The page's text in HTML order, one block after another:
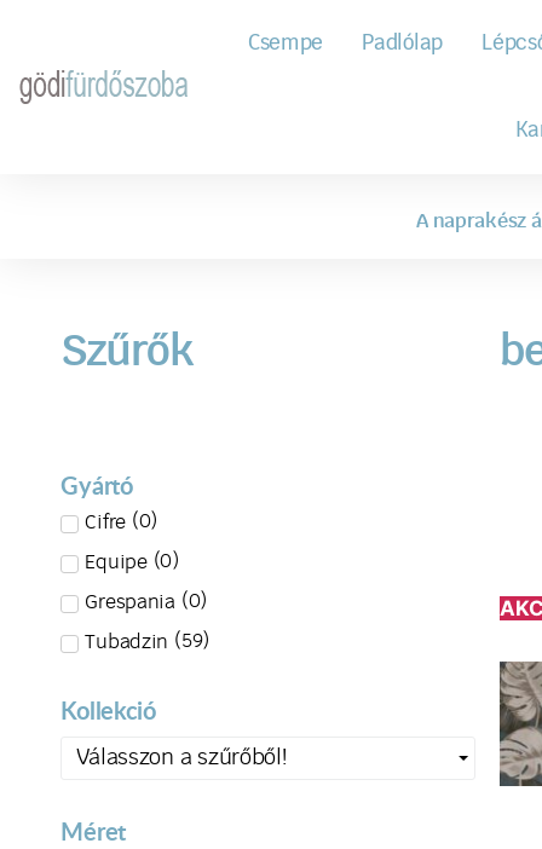
Csempe Padlólap
A naprakész
Szűrők
Gyártó
Cifre (0)
Equipe (0)
Grespania (0)
Tubadzin (59)
Kollekció
Válasszon a szűrőből!
Méret